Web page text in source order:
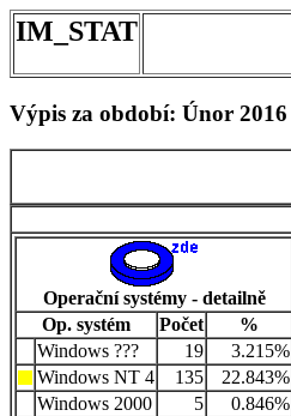
IM_STAT
Výpis za období: Únor 2016
Operační systémy - detailně
Op. systém
Počet
%
Windows ???
19
3.215%
Windows NT 4
135
22.843%
Windows 2000
5
0.846%